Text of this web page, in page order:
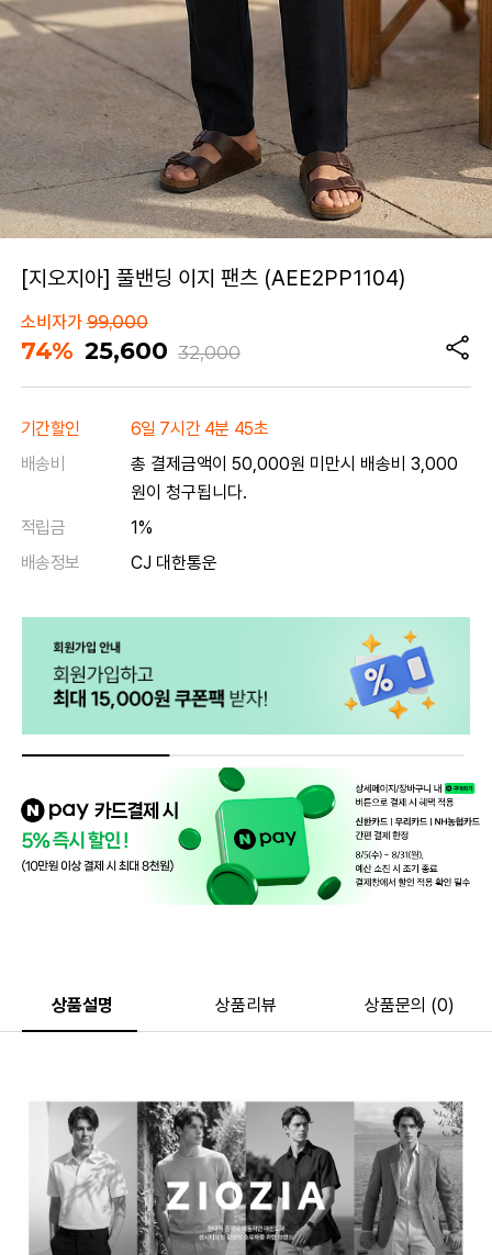
[지오지아] 풀밴딩 이지 팬츠 (AEE2PP1104)
소비자가99,000
74% 25,600 32,000
기간할인
6일 7시간 4분 45초
배송비
총 결제금액이 50,000원 미만시 배송비 3,000
원이 청구됩니다.
적립금
1%
배송정보
CJ 대한통운
상품설명 상품리뷰 상품문의 (0)